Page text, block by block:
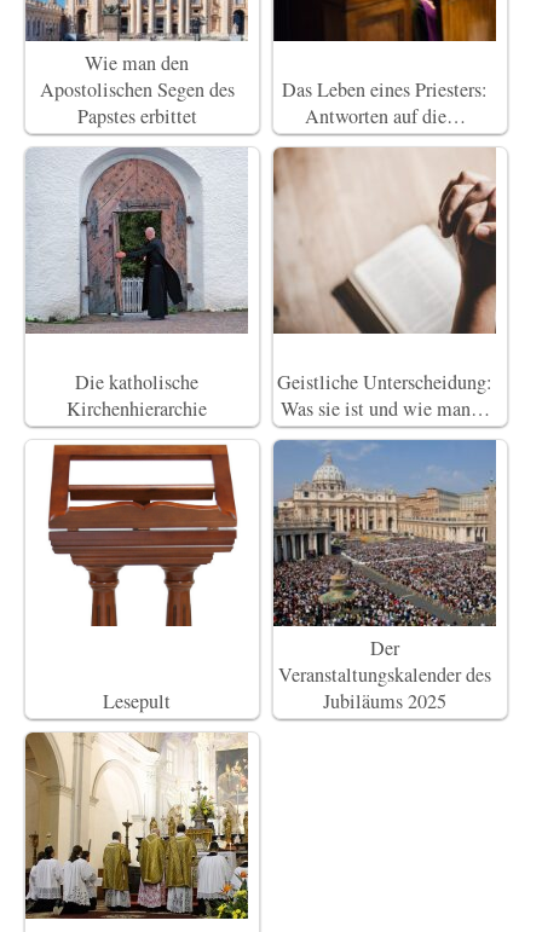
Wie man den
Apostolischen Segen des
Papstes erbittet
Das Leben eines Priesters:
Antworten auf die…
Die katholische
Kirchenhierarchie
Geistliche Unterscheidung:
Was sie ist und wie man…
Lesepult
Der
Veranstaltungskalender des
Jubiläums 2025